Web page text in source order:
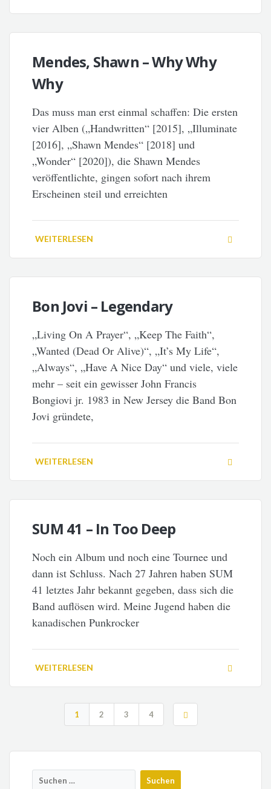
Mendes, Shawn – Why Why
Why
Das muss man erst einmal schaffen: Die ersten
vier Alben („Handwritten“ [2015], „Illuminate
[2016], „Shawn Mendes“ [2018] und
„Wonder“ [2020]), die Shawn Mendes
veröffentlichte, gingen sofort nach ihrem
Erscheinen steil und erreichten
WEITERLESEN
Bon Jovi – Legendary
„Living On A Prayer“, „Keep The Faith“,
„Wanted (Dead Or Alive)“, „It’s My Life“,
„Always“, „Have A Nice Day“ und viele, viele
mehr – seit ein gewisser John Francis
Bongiovi jr. 1983 in New Jersey die Band Bon
Jovi gründete,
WEITERLESEN
SUM 41 – In Too Deep
Noch ein Album und noch eine Tournee und
dann ist Schluss. Nach 27 Jahren haben SUM
41 letztes Jahr bekannt gegeben, dass sich die
Band auflösen wird. Meine Jugend haben die
kanadischen Punkrocker
WEITERLESEN
1 2 3 4